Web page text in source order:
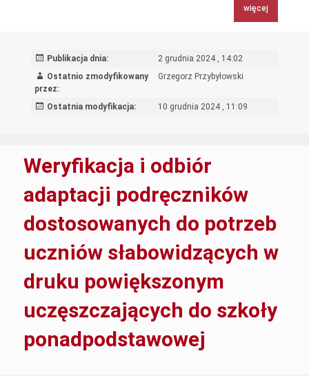
więcej
i
przyjmowania,
przemieszczania
i
doręczania
przesyłek
pocztowych
kurierskich
Publikacja dnia:
2 grudnia 2024 , 14:02
Ostatnio zmodyfikowany
przez:
Grzegorz Przybyłowski
Ostatnia modyfikacja: 10 grudnia 2024 , 11:09
Weryfikacja i odbiór
adaptacji podręczników
dostosowanych do potrzeb
uczniów słabowidzących w
druku powiększonym
uczęszczających do szkoły
ponadpodstawowej